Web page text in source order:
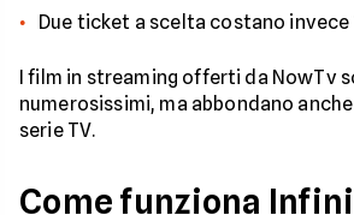
Due ticket a scelta costano invece
I film in streaming offerti da NowTv
numerosissimi, ma abbondano
serie TV.
Come funziona